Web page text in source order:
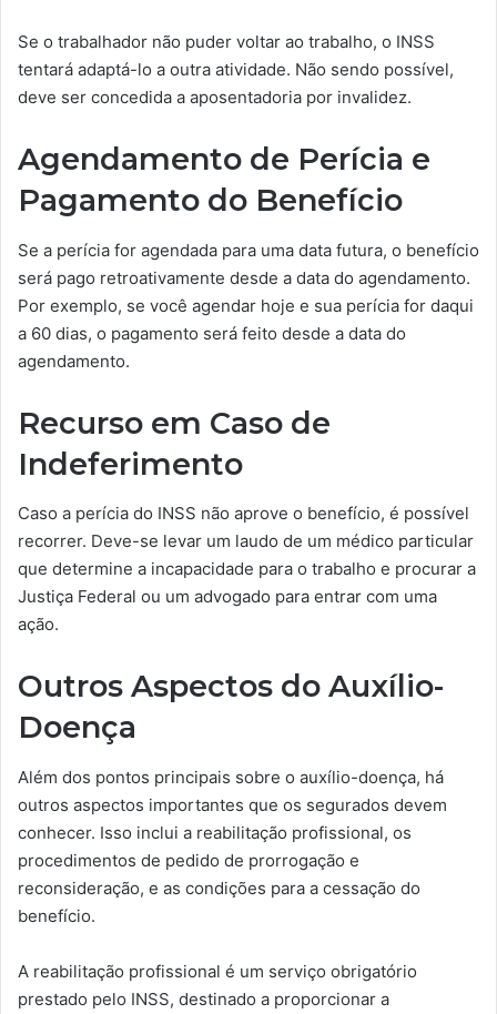
Se o trabalhador não puder voltar ao trabalho, o INSS
tentará adaptá-lo a outra atividade. Não sendo possível,
deve ser concedida a aposentadoria por invalidez.
Agendamento de Perícia e
Pagamento do Benefício
Se a perícia for agendada para uma data futura, o benefício
será pago retroativamente desde a data do agendamento.
Por exemplo, se você agendar hoje e sua perícia for daqui
a 60 dias, o pagamento será feito desde a data do
agendamento.
Recurso em Caso de
Indeferimento
Caso a perícia do INSS não aprove o benefício, é possível
recorrer. Deve-se levar um laudo de um médico particular
que determine a incapacidade para o trabalho e procurar a
Justiça Federal ou um advogado para entrar com uma
ação.
Outros Aspectos do Auxílio-
Doença
Além dos pontos principais sobre o auxílio-doença, há
outros aspectos importantes que os segurados devem
conhecer. Isso inclui a reabilitação profissional, os
procedimentos de pedido de prorrogação e
reconsideração, e as condições para a cessação do
benefício.
A reabilitação profissional é um serviço obrigatório
prestado pelo INSS, destinado a proporcionar a